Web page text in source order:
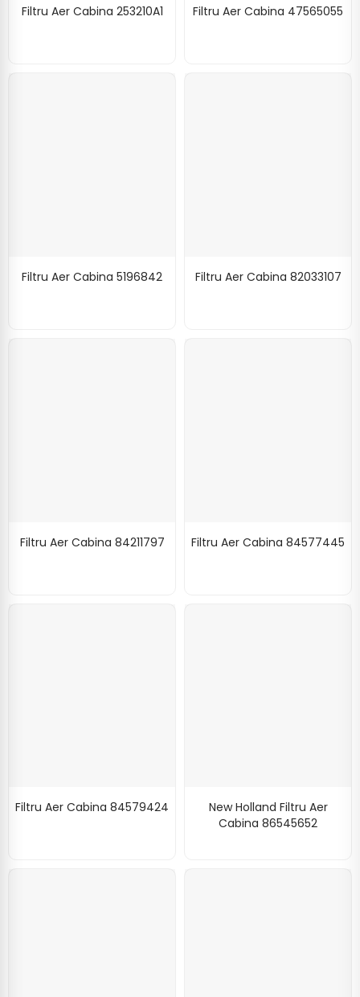
Filtru Aer Cabina 253210A1 Filtru Aer Cabina 47565055
Filtru Aer Cabina 5196842 Filtru Aer Cabina 82033107
Filtru Aer Cabina 84211797 Filtru Aer Cabina 84577445
Filtru Aer Cabina 84579424
New Holland Filtru Aer
Cabina 86545652